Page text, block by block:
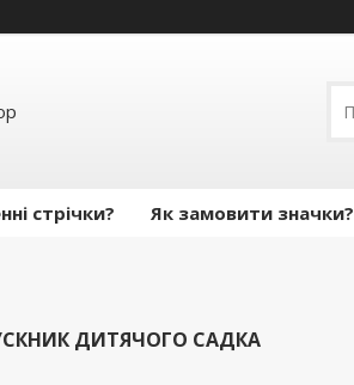
стрічки? Як замовити значки?
ДИТЯЧОГО САДКА